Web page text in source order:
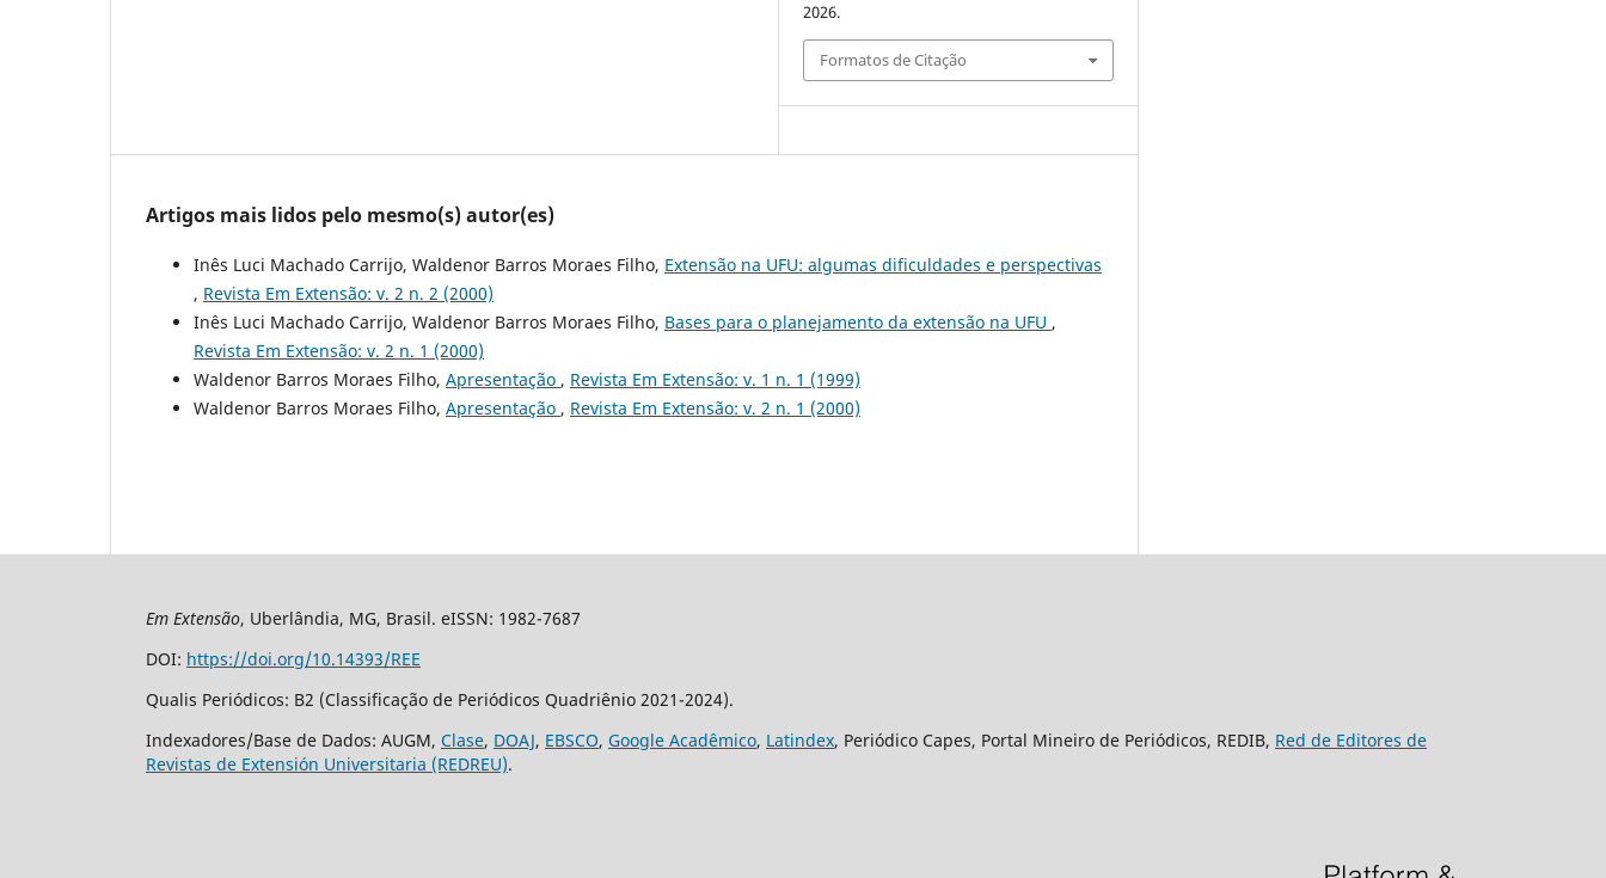
2026.
Formatos de Citação
Artigos mais lidos pelo mesmo(s) autor(es)
Inês Luci Machado Carrijo, Waldenor Barros Moraes Filho, Extensão na UFU: algumas dificuldades e perspectivas
, Revista Em Extensão: v. 2 n. 2 (2000)
Inês Luci Machado Carrijo, Waldenor Barros Moraes Filho, Bases para o planejamento da extensão na UFU ,
Revista Em Extensão: v. 2 n. 1 (2000)
Waldenor Barros Moraes Filho, Apresentação , Revista Em Extensão: v. 1 n. 1 (1999)
Waldenor Barros Moraes Filho, Apresentação , Revista Em Extensão: v. 2 n. 1 (2000)
Em Extensão, Uberlândia, MG, Brasil. eISSN: 1982-7687
DOI: https://doi.org/10.14393/REE
Qualis Periódicos: B2 (Classificação de Periódicos Quadriênio 2021-2024).
Indexadores/Base de Dados: AUGM, Clase, DOAJ, EBSCO, Google Acadêmico, Latindex, Periódico Capes, Portal Mineiro de Periódicos, REDIB, Red de Editores de
Revistas de Extensión Universitaria (REDREU).